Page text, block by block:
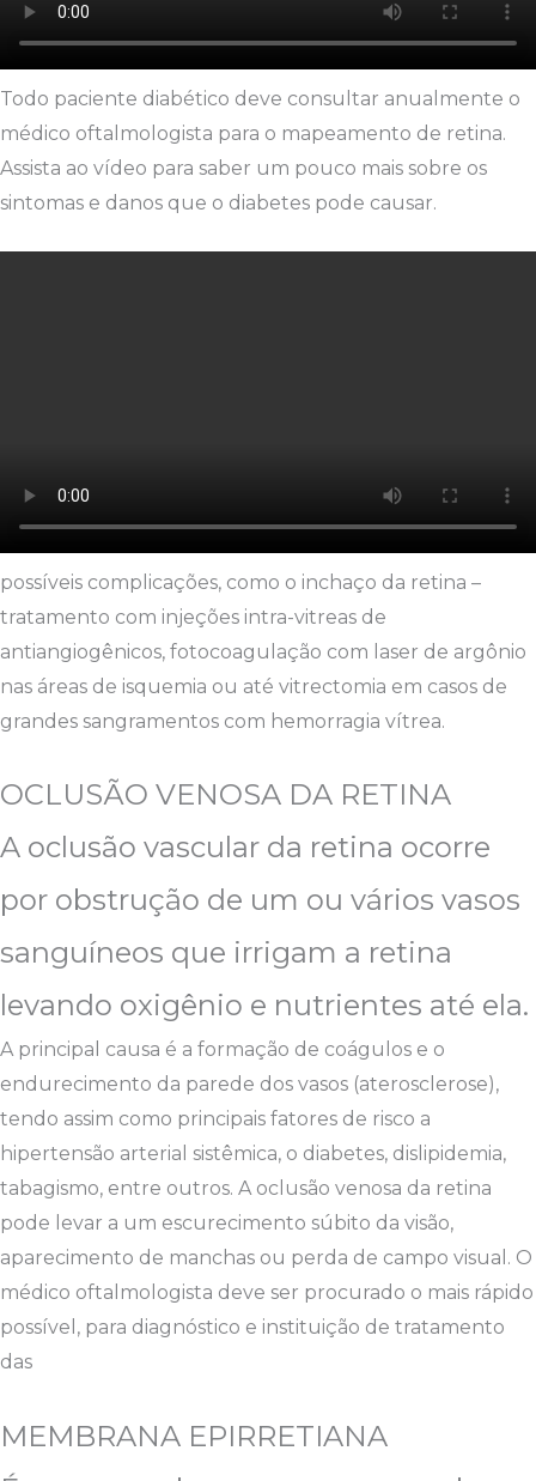
Todo paciente diabético deve consultar anualmente o
médico oftalmologista para o mapeamento de retina.
Assista ao vídeo para saber um pouco mais sobre os
sintomas e danos que o diabetes pode causar.
possíveis complicações, como o inchaço da retina –
tratamento com injeções intra-vitreas de
antiangiogênicos, fotocoagulação com laser de argônio
nas áreas de isquemia ou até vitrectomia em casos de
grandes sangramentos com hemorragia vítrea.
OCLUSÃO VENOSA DA RETINA
A oclusão vascular da retina ocorre
por obstrução de um ou vários vasos
sanguíneos que irrigam a retina
levando oxigênio e nutrientes até ela.
A principal causa é a formação de coágulos e o
endurecimento da parede dos vasos (aterosclerose),
tendo assim como principais fatores de risco a
hipertensão arterial sistêmica, o diabetes, dislipidemia,
tabagismo, entre outros. A oclusão venosa da retina
pode levar a um escurecimento súbito da visão,
aparecimento de manchas ou perda de campo visual. O
médico oftalmologista deve ser procurado o mais rápido
possível, para diagnóstico e instituição de tratamento
das
MEMBRANA EPIRRETIANA